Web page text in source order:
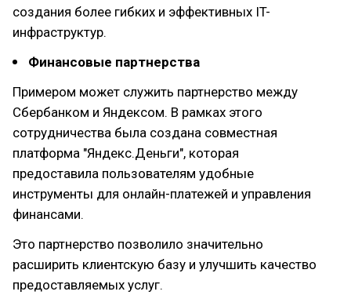
создания более гибких и эффективных IT-
инфраструктур.
Финансовые партнерства
Примером может служить партнерство между
Сбербанком и Яндексом. В рамках этого
сотрудничества была создана совместная
платформа "Яндекс.Деньги", которая
предоставила пользователям удобные
инструменты для онлайн-платежей и управления
финансами.
Это партнерство позволило значительно
расширить клиентскую базу и улучшить качество
предоставляемых услуг.